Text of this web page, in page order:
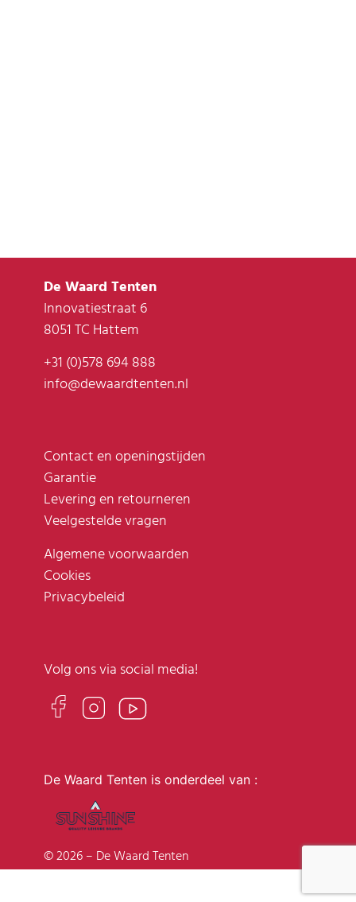
De Waard Tenten
Innovatiestraat 6
8051 TC Hattem
+31 (0)578 694 888
info@dewaardtenten.nl
Contact en openingstijden
Garantie
Levering en retourneren
Veelgestelde vragen
Algemene voorwaarden
Cookies
Privacybeleid
Volg ons via social media!
© 2026 – De Waard Tenten
De Waard Tenten is onderdeel van :